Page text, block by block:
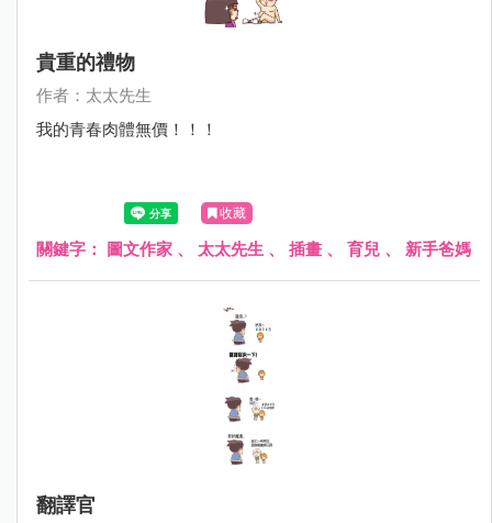
貴重的禮物
作者：太太先生
我的青春肉體無價！！！
收藏
關鍵字： 圖文作家 、 太太先生 、 插畫 、 育兒 、 新手爸媽
翻譯官